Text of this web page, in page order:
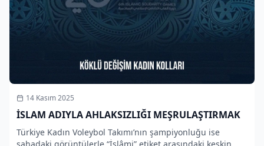
14 Kasım 2025
İSLAM ADIYLA AHLAKSIZLIĞI MEŞRULAŞTIRMAK
Türkiye Kadın Voleybol Takımı’nın şampiyonluğu ise